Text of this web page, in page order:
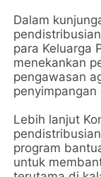
Dalam
para Keluarga
menekankan
pengawasan
Lebih lanjut
program
untuk